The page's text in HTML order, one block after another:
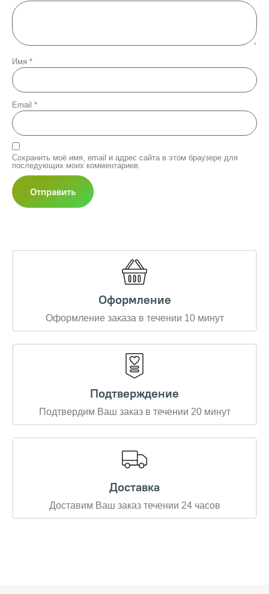
Имя *
Email *
Сохранить моё имя, email и адрес сайта в этом браузере для
последующих моих комментариев.
Оформление
Оформление заказа в течении 10 минут
Подтверждение
Подтвердим Ваш заказ в течении 20 минут
Доставка
Доставим Ваш заказ течении 24 часов